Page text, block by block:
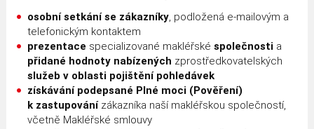
osobní setkání se zákazníky, podložená e-mailovým a
telefonickým kontaktem
prezentace specializované makléřské společnostia
přidané hodnoty nabízených zprostředkovatelských
služeb v oblasti pojištění pohledávek
získávání podepsané Plné moci (Pověření)
k zastupovánízákazníka naší makléřskou společností,
včetně Makléřské smlouvy